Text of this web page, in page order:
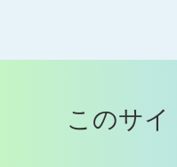
このサ